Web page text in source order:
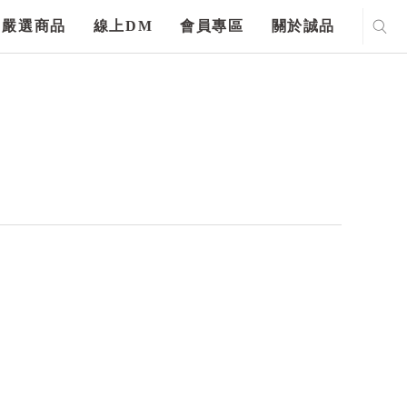
嚴選商品 線上DM 會員專區 關於誠品